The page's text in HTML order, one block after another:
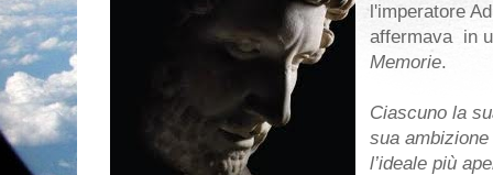
l'imperatore
affermava in
Memorie.
Ciascuno la
sua
l’ideale più